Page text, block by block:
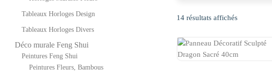
14 résultats affichés
Tableaux Horloges Design
Tableaux Horloges Divers
Déco murale Feng Shui
Peintures Feng Shui
Peintures Fleurs, Bambous